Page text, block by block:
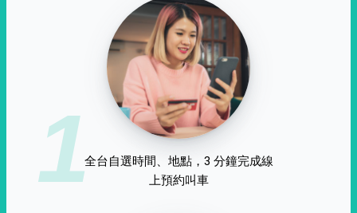
1全台自選時間、地點，3 分鐘完成線
上預約叫車